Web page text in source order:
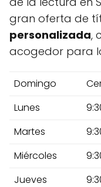
gran oferta de
personalizada,
acogedor para
Domingo
Lunes
Martes
Miércoles
Jueves